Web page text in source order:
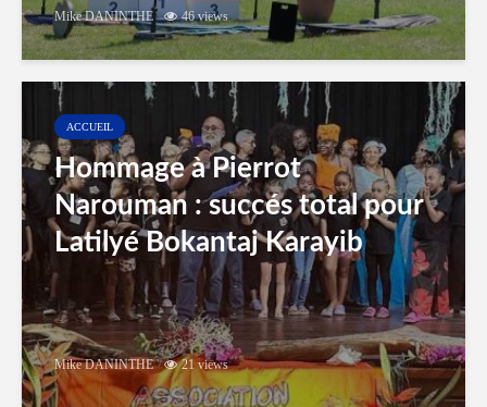
Mike DANINTHE 46 views
ACCUEIL
Hommage à Pierrot
Narouman : succés total pour
Latilyé Bokantaj Karayib
Mike DANINTHE 21 views